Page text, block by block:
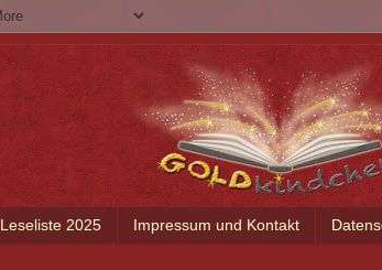
Leseliste 2025 Impressum und Kontakt